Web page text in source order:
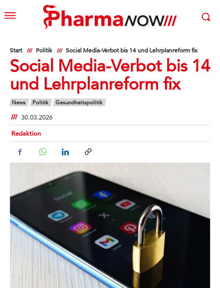
Start Politik Social Media-Verbot bis 14 und Lehrplanreform fix
Social Media-Verbot bis 14
und Lehrplanreform fix
News Politik Gesundheitspolitik
30.03.2026
Redaktion